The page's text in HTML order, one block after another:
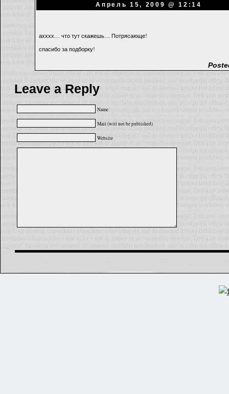
Апрель 15, 2009 @ 12:14
ахххх… что тут скажешь… Потрясающе!
спасибо за подборку!
Leave a Reply
Name
Mail (will not be published)
Website